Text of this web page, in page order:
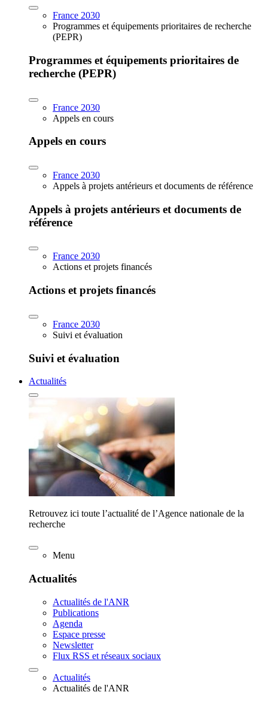
France 2030
Programmes et équipements prioritaires de recherche
(PEPR)
Programmes et équipements prioritaires de
recherche (PEPR)
France 2030
Appels en cours
Appels en cours
France 2030
Appels à projets antérieurs et documents de référence
Appels à projets antérieurs et documents de
référence
France 2030
Actions et projets financés
Actions et projets financés
France 2030
Suivi et évaluation
Suivi et évaluation
Actualités
Retrouvez ici toute l’actualité de l’Agence nationale de la
recherche
Menu
Actualités
Actualités de l'ANR
Publications
Agenda
Espace presse
Newsletter
Flux RSS et réseaux sociaux
Actualités
Actualités de l'ANR